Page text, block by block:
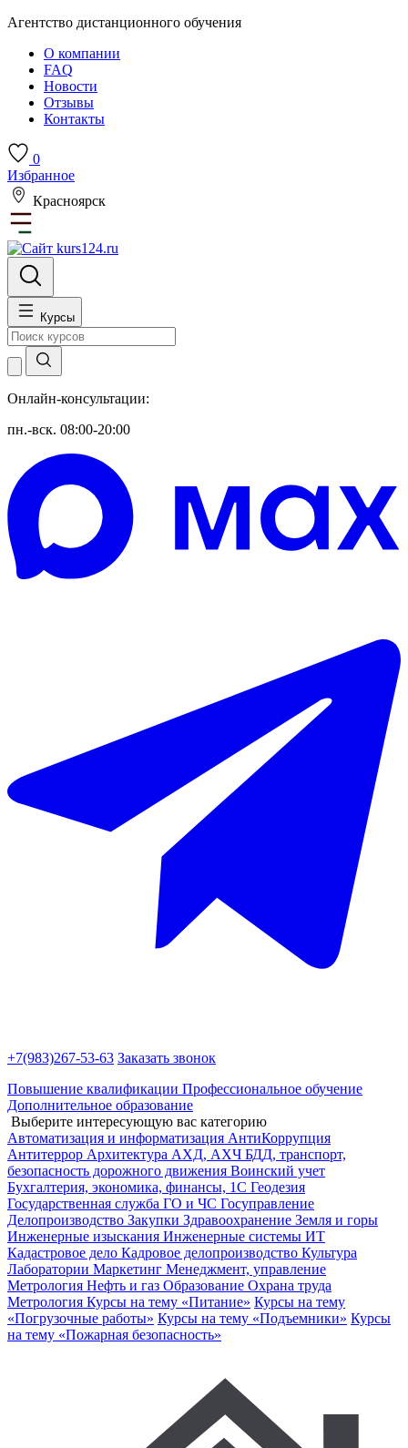
Агентство дистанционного обучения
О компании
FAQ
Новости
Отзывы
Контакты
0
Избранное
Красноярск
Курсы
Онлайн-консультации:
пн.-вск. 08:00-20:00
+7(983)267-53-63 Заказать звонок
Повышение квалификации Профессиональное обучение
Дополнительное образование
Выберите интересующую вас категорию
Автоматизация и информатизация АнтиКоррупция
Антитеррор Архитектура АХД, АХЧ БДД, транспорт,
безопасность дорожного движения Воинский учет
Бухгалтерия, экономика, финансы, 1С Геодезия
Государственная служба ГО и ЧС Госуправление
Делопроизводство Закупки Здравоохранение Земля и горы
Инженерные изыскания Инженерные системы ИТ
Кадастровое дело Кадровое делопроизводство Культура
Лаборатории Маркетинг Менеджмент, управление
Метрология Нефть и газ Образование Охрана труда
Метрология Курсы на тему «Питание» Курсы на тему
«Погрузочные работы» Курсы на тему «Подъемники» Курсы
на тему «Пожарная безопасность»